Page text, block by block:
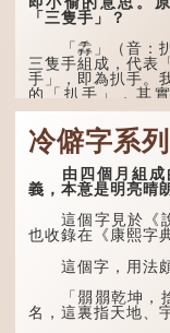
「三隻手」？
「掱」（音：
三隻手組成，代表
手」，即為扒手。
的「扒手」，其
「掱手」。
清·徐珂《清稗
盜賊類．掱手》記
人呼翦綹賊曰掱手
手也，亦曰癟三碼
其中「翦綹」
人衣帶以竊取錢物
的舊稱。而「掱手
手多多，擅自拿別
意思了...
冷僻字系
由四個月組成
義，本意是明亮晴朗
這個字見於《說
也收錄在《康熙字
這個字，用法頗
「朤朤乾坤，捨
名，這裏指天地、